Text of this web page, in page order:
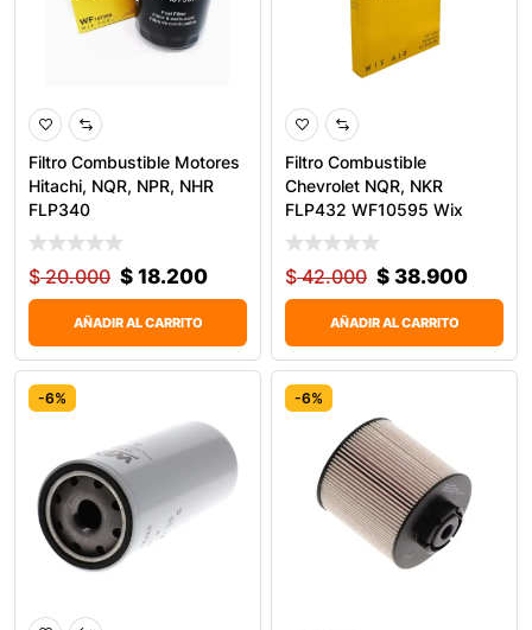
Filtro Combustible Motores
Hitachi, NQR, NPR, NHR
FLP340
$20.000 $ 18.200
AÑADIR AL CARRITO
Filtro Combustible
Chevrolet NQR, NKR
FLP432 WF10595 Wix
$42.000 $ 38.900
AÑADIR AL CARRITO
-6% -6%